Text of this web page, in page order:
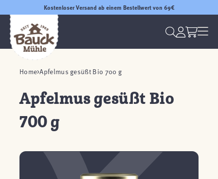
Kostenloser Versand ab einem Bestellwert von 69€
Home Apfelmus gesüßt Bio 700 g
Apfelmus gesüßt Bio
700 g